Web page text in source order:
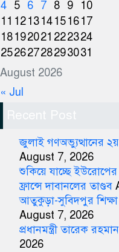
August 2026
4 5 6 7 8 9
10
11 121314151617
18192021 222324
25262728293031
« Jul
Recent Post
জুলাই গণঅভ্যুত্থানের ২য়
August 7, 2026
শুকিয়ে যাচ্ছে
ফ্রান্সে দাবানলের তাণ্ডব
আতুকুড়া-সুবিদপুর
August 7, 2026
প্রধানমন্ত্রী তারেক
2026